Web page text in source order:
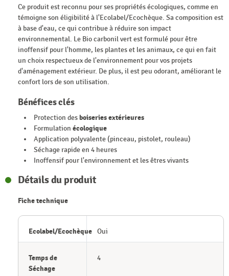
Ce produit est reconnu pour ses propriétés écologiques, comme en
témoigne son éligibilité à l'Ecolabel/Ecochèque. Sa composition est
à base d'eau, ce qui contribue à réduire son impact
environnemental. Le Bio carbonil vert est formulé pour être
inoffensif pour l'homme, les plantes et les animaux, ce qui en fait
un choix respectueux de l'environnement pour vos projets
d'aménagement extérieur. De plus, il est peu odorant, améliorant le
confort lors de son utilisation.
Bénéfices clés
Protection desboiseries extérieures
Formulationécologique
Application polyvalente (pinceau, pistolet, rouleau)
Séchage rapide en 4 heures
Inoffensif pour l'environnement et les êtres vivants
Détails du produit
Fiche technique
Ecolabel/Ecochèque Oui
Temps de
Séchage
4